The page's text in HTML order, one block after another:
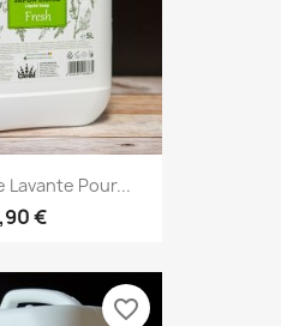
Lavante Pour...
€
favorite_border